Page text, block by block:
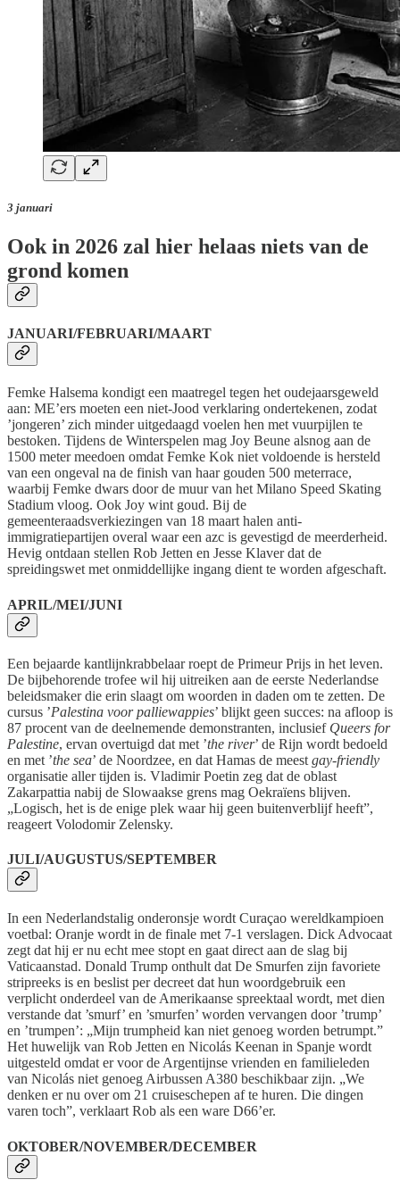
3 januari
Ook in 2026 zal hier helaas niets van de
grond komen
JANUARI/FEBRUARI/MAART
Femke Halsema kondigt een maatregel tegen het oudejaarsgeweld
aan: ME’ers moeten een niet-Jood verklaring ondertekenen, zodat
’jongeren’ zich minder uitgedaagd voelen hen met vuurpijlen te
bestoken. Tijdens de Winterspelen mag Joy Beune alsnog aan de
1500 meter meedoen omdat Femke Kok niet voldoende is hersteld
van een ongeval na de finish van haar gouden 500 meterrace,
waarbij Femke dwars door de muur van het Milano Speed Skating
Stadium vloog. Ook Joy wint goud. Bij de
gemeenteraadsverkiezingen van 18 maart halen anti-
immigratiepartijen overal waar een azc is gevestigd de meerderheid.
Hevig ontdaan stellen Rob Jetten en Jesse Klaver dat de
spreidingswet met onmiddellijke ingang dient te worden afgeschaft.
APRIL/MEI/JUNI
Een bejaarde kantlijnkrabbelaar roept de Primeur Prijs in het leven.
De bijbehorende trofee wil hij uitreiken aan de eerste Nederlandse
beleidsmaker die erin slaagt om woorden in daden om te zetten. De
cursus ’Palestina voor palliewappies’ blijkt geen succes: na afloop is
87 procent van de deelnemende demonstranten, inclusief Queers for
Palestine, ervan overtuigd dat met ’the river’ de Rijn wordt bedoeld
en met ’the sea’ de Noordzee, en dat Hamas de meest gay-friendly
organisatie aller tijden is. Vladimir Poetin zeg dat de oblast
Zakarpattia nabij de Slowaakse grens mag Oekraïens blijven.
„Logisch, het is de enige plek waar hij geen buitenverblijf heeft”,
reageert Volodomir Zelensky.
JULI/AUGUSTUS/SEPTEMBER
In een Nederlandstalig onderonsje wordt Curaçao wereldkampioen
voetbal: Oranje wordt in de finale met 7-1 verslagen. Dick Advocaat
zegt dat hij er nu echt mee stopt en gaat direct aan de slag bij
Vaticaanstad. Donald Trump onthult dat De Smurfen zijn favoriete
stripreeks is en beslist per decreet dat hun woordgebruik een
verplicht onderdeel van de Amerikaanse spreektaal wordt, met dien
verstande dat ’smurf’ en ’smurfen’ worden vervangen door ’trump’
en ’trumpen’: „Mijn trumpheid kan niet genoeg worden betrumpt.”
Het huwelijk van Rob Jetten en Nicolás Keenan in Spanje wordt
uitgesteld omdat er voor de Argentijnse vrienden en familieleden
van Nicolás niet genoeg Airbussen A380 beschikbaar zijn. „We
denken er nu over om 21 cruiseschepen af te huren. Die dingen
varen toch”, verklaart Rob als een ware D66’er.
OKTOBER/NOVEMBER/DECEMBER